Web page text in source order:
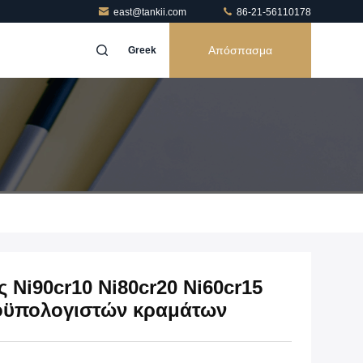
east@tankii.com 86-21-56110178
Greek Απόσπασμα
Ni80cr20 Ni60cr15
κραμάτων